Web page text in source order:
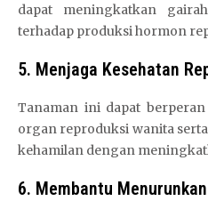
dapat meningkatkan
terhadap produksi hormon
5. Menjaga Kesehatan
Tanaman ini dapat
organ reproduksi wanita
kehamilan dengan
6. Membantu